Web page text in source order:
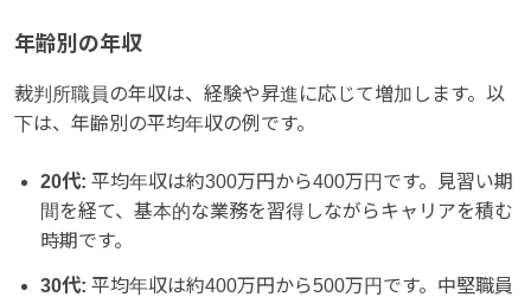
年齢別の年収
裁判所職員の年収は、経験や昇進に応じて増加します。以
下は、年齢別の平均年収の例です。
20代: 平均年収は約300万円から400万円です。見習い期
間を経て、基本的な業務を習得しながらキャリアを積む
時期です。
30代: 平均年収は約400万円から500万円です。中堅職員